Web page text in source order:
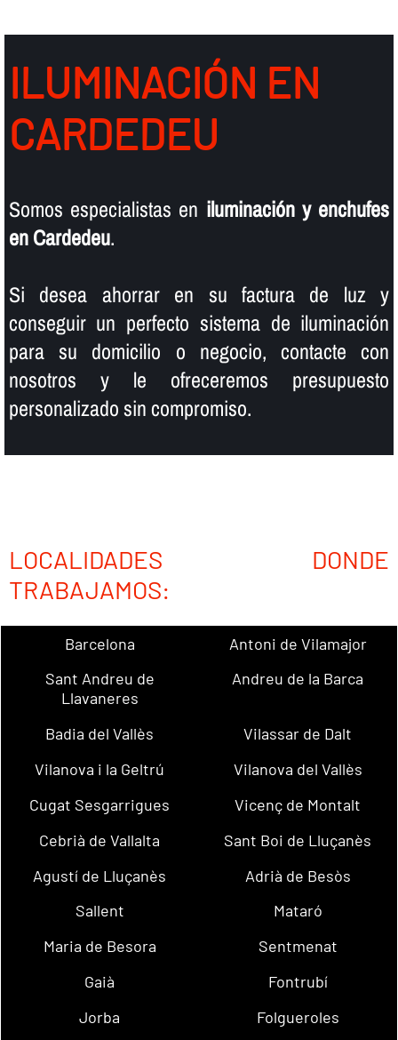
ILUMINACIÓN EN
CARDEDEU
Somos especialistas en iluminación y enchufes
en Cardedeu.
Si desea ahorrar en su factura de luz y
conseguir un perfecto sistema de iluminación
para su domicilio o negocio, contacte con
nosotros y le ofreceremos presupuesto
personalizado sin compromiso.
LOCALIDADES DONDE
TRABAJAMOS:
Barcelona
Antoni de Vilamajor
Sant Andreu de
Llavaneres
Andreu de la Barca
Badia del Vallès
Vilassar de Dalt
Vilanova i la Geltrú
Vilanova del Vallès
Cugat Sesgarrigues
Vicenç de Montalt
Cebrià de Vallalta
Sant Boi de Lluçanès
Agustí de Lluçanès
Adrià de Besòs
Sallent
Mataró
Maria de Besora
Sentmenat
Gaià
Fontrubí
Jorba
Folgueroles